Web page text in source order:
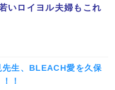
いロイヨル夫婦もこれ
先生、BLEACH愛を久保
！